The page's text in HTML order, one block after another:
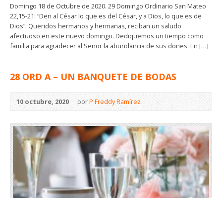
Domingo 18 de Octubre de 2020. 29 Domingo Ordinario San Mateo
22,15-21: “Den al César lo que es del César, y a Dios, lo que es de
Dios”. Queridos hermanos y hermanas, reciban un saludo
afectuoso en este nuevo domingo. Dediquemos un tiempo como
familia para agradecer al Señor la abundancia de sus dones. En […]
28 ORD A – UN BANQUETE DE BODAS
10 octubre, 2020 porP Freddy Ramírez